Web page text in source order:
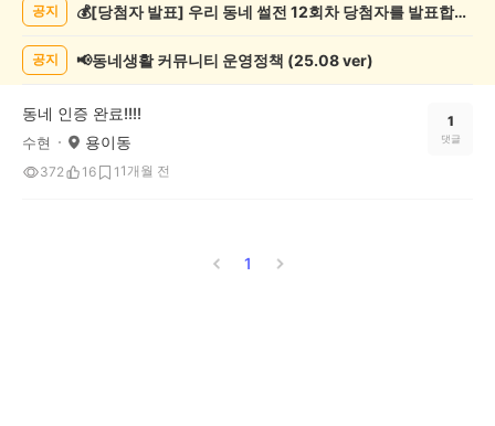
시
공지 💰[당첨자 발표] 우리 동네 썰전 12회차 당첨자를 발표합니다!
공지 📢동네생활 커뮤니티 운영정책 (25.08 ver)
동네 인증 완료!!!!
수현 용이동
372 16 1 1개월 전
1
댓글
1